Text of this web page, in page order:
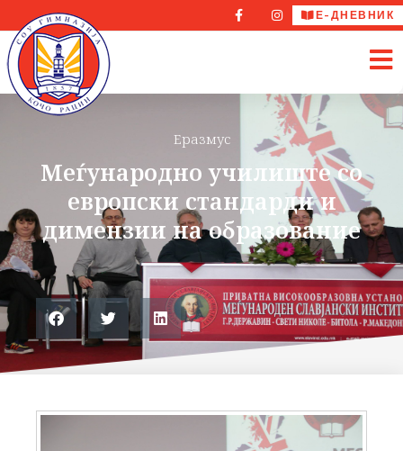
Е-ДНЕВНИК
Еразмус
Меѓународно училиште со
европски стандарди и
димензии на образование